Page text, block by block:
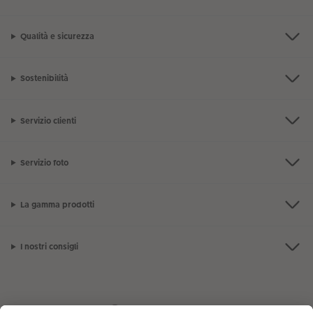
Qualità e sicurezza
Sostenibilità
Servizio clienti
Servizio foto
La gamma prodotti
I nostri consigli